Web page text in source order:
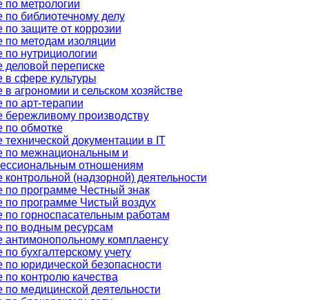
по метрологии
по библиотечному делу
по защите от коррозии
по методам изоляции
по нутрициологии
деловой переписке
в сфере культуры
агрономии и сельском хозяйстве
по арт-терапии
бережливому производству
по обмотке
технической документации в IT
по межнациональным и
отношениям
(надзорной) деятельности
по программе Честный знак
по программе Чистый воздух
по горноспасательным работам
по водным ресурсам
антимонопольному комплаенсу
бухгалтерскому учету
по юридической безопасности
по контролю качества
по медицинской деятельности